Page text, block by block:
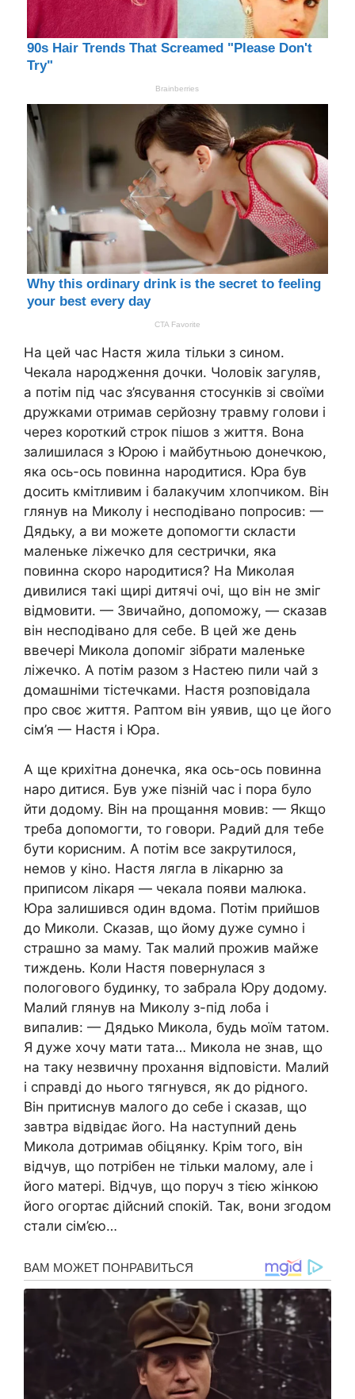
На цей час Настя жила тільки з сином.
Чекала народження дочки. Чоловік загуляв,
а потім під час з’ясування стосунків зі своїми
дружками отримав серйозну травму голови і
через короткий строк пішов з життя. Вона
залишилася з Юрою і майбутньою донечкою,
яка ось-ось повинна народитися. Юра був
досить кмітливим і балакучим хлопчиком. Він
глянув на Миколу і несподівано попросив: —
Дядьку, а ви можете допомогти скласти
маленьке ліжечко для сестрички, яка
повинна скоро народитися? На Миколая
дивилися такі щирі дитячі очі, що він не зміг
відмовити. — Звичайно, допоможу, — сказав
він несподівано для себе. В цей же день
ввечері Микола допоміг зібрати маленьке
ліжечко. А потім разом з Настею пили чай з
домашніми тістечками. Настя розповідала
про своє життя. Раптом він уявив, що це його
сім’я — Настя і Юра.
А ще крихітна донечка, яка ось-ось повинна
наро дитися. Був уже пізній час і пора було
йти додому. Він на прощання мовив: — Якщо
треба допомогти, то говори. Радий для тебе
бути корисним. А потім все закрутилося,
немов у кіно. Настя лягла в лікарню за
приписом лікаря — чекала появи малюка.
Юра залишився один вдома. Потім прийшов
до Миколи. Сказав, що йому дуже сумно і
страшно за маму. Так малий прожив майже
тиждень. Коли Настя повернулася з
пологового будинку, то забрала Юру додому.
Малий глянув на Миколу з-під лоба і
випалив: — Дядько Микола, будь моїм татом.
Я дуже хочу мати тата… Микола не знав, що
на таку незвичну прохання відповісти. Малий
і справді до нього тягнувся, як до рідного.
Він притиснув малого до себе і сказав, що
завтра відвідає його. На наступний день
Микола дотримав обіцянку. Крім того, він
відчув, що потрібен не тільки малому, але і
його матері. Відчув, що поруч з тією жінкою
його огортає дійсний спокій. Так, вони згодом
стали сім’єю…